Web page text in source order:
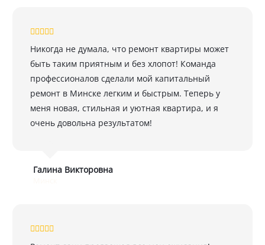
Никогда не думала, что ремонт квартиры может
быть таким приятным и без хлопот! Команда
профессионалов сделали мой капитальный
ремонт в Минске легким и быстрым. Теперь у
меня новая, стильная и уютная квартира, и я
очень довольна результатом!
Галина Викторовна